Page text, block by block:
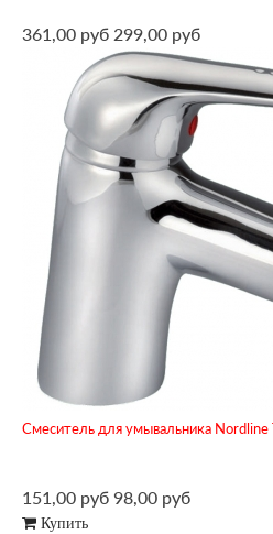
361,00 руб 299,00 руб
Смеситель для умывальника Nordline
151,00 руб 98,00 руб
Купить